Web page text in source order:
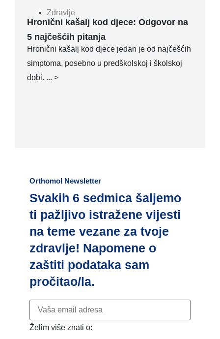
Zdravlje
Hronični kašalj kod djece: Odgovor na
5 najčešćih pitanja
Hronični kašalj kod djece jedan je od najčešćih
simptoma, posebno u predškolskoj i školskoj
dobi. ... >
Orthomol Newsletter
Svakih 6 sedmica šaljemo
ti pažljivo istražene vijesti
na teme vezane za tvoje
zdravlje! Napomene o
zaštiti podataka sam
pročitao/la.
Želim više znati o: